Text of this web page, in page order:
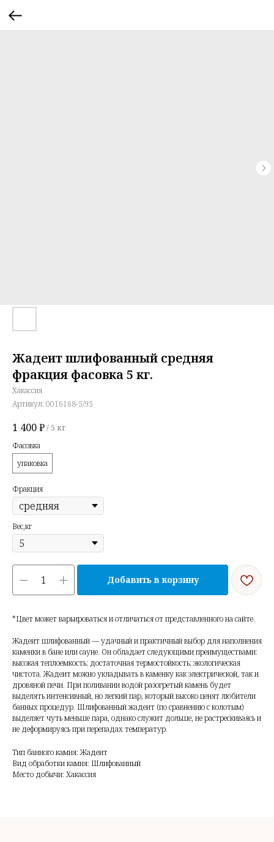
Жадеит шлифованный средняя
фракция фасовка 5 кг.
Хакассия
Артикул: 0016168-5/95
1 400₽/ 5 кг
Фасовка
упаковка
Фракция
Вес,кг
Добавить в корзину
*Цвет может варьироваться и отличаться от представленного на сайте.
Жадеит шлифованный — удачный и практичный выбор для наполнения
каменки в бане или сауне. Он обладает следующими преимуществами:
высокая теплоемкость; достаточная термостойкость; экологическая
чистота. Жадеит можно укладывать в каменку как электрической, так и
дровяной печи. При поливании водой разогретый камень будет
выделять интенсивный, но легкий пар, который высоко ценят любители
банных процедур. Шлифованный жадеит (по сравнению с колотым)
выделяет чуть меньше пара, однако служит дольше, не растрескиваясь и
не деформируясь при перепадах температур.
Тип банного камня: Жадеит
Вид обработки камня: Шлифованный
Место добычи: Хакассия